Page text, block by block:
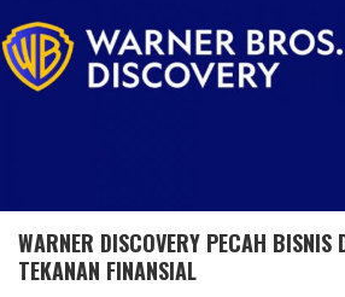
WARNER DISCOVERY PECAH BISNIS
TEKANAN FINANSIAL